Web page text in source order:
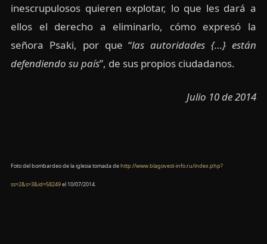
inescrupulosos quieren explotar, lo que les dará a
ellos el derecho a eliminarlo, cómo expresó la
señora Psaki, por que “las autoridades {…} están
defendiendo su país”, de sus propios ciudadanos.
Julio 10 de 2014
Foto del bombardeo de la iglesia tomada dehttp://www.blagovest-info.ru/index.php?
ss=2&s=3&id=58249el 10/07/2014.